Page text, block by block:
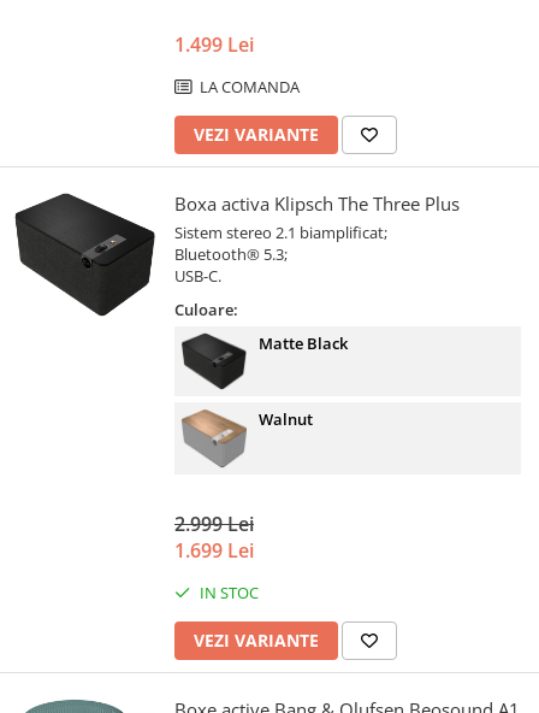
1.499 Lei
LA COMANDA
VEZI VARIANTE
Boxa activa Klipsch The Three Plus
Sistem stereo 2.1 biamplificat;
Bluetooth® 5.3;
USB-C.
Culoare:
Matte Black
Walnut
2.999 Lei
1.699 Lei
IN STOC
VEZI VARIANTE